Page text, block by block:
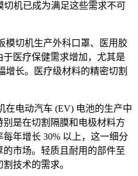
切机已成为满足这些需求不可
模切机生产外科口罩、医用胶
医疗保健需求增加，尤其是
增长。医疗级材料的精密切割
在电动汽车 (EV) 电池的生产中
是在切割隔膜和电极材料方
年增长 30% 以上，这一细分
市场。轻质且耐用的部件至
技术的需求。